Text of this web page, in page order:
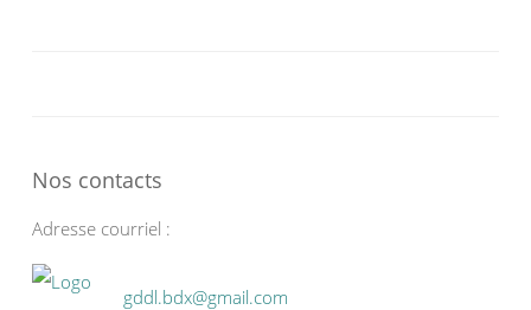
Nos contacts
Adresse courriel :
gddl.bdx@gmail.com